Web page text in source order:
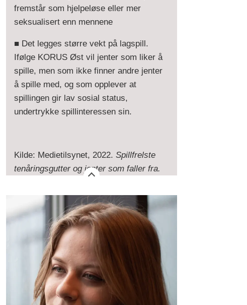
fremstår som hjelpeløse eller mer
seksualisert enn mennene
■ Det legges større vekt på lagspill.
Ifølge KORUS Øst vil jenter som liker å
spille, men som ikke finner andre jenter
å spille med, og som opplever at
spillingen gir lav sosial status,
undertrykke spillinteressen sin.
Kilde: Medietilsynet, 2022. Spillfrelste
tenåringsgutter og jenter som faller fra.